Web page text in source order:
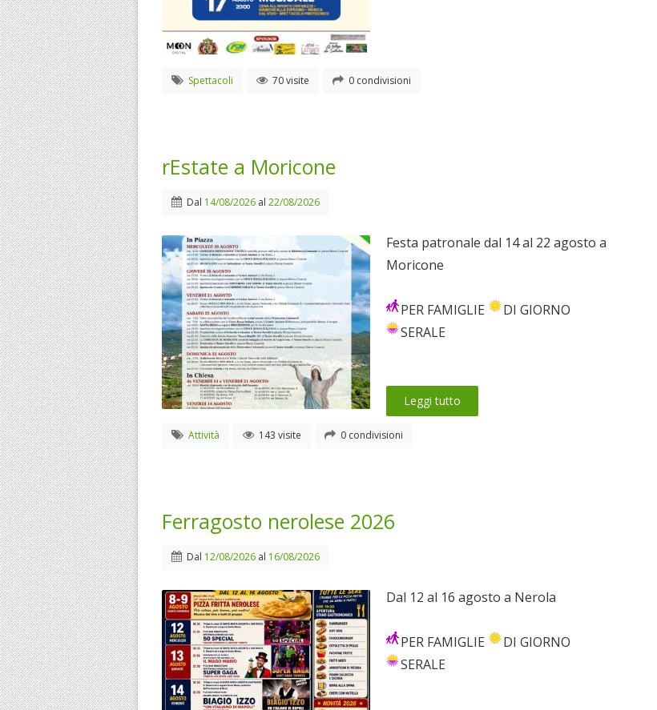
Spettacoli 70 visite 0 condivisioni
rEstate a Moricone
Dal 14/08/2026 al 22/08/2026
Festa patronale dal 14 al 22 agosto a
Moricone
PER FAMIGLIE
DI GIORNO
SERALE
Leggi tutto
Attività 143 visite 0 condivisioni
Ferragosto nerolese 2026
Dal 12/08/2026 al 16/08/2026
Dal 12 al 16 agosto a Nerola
PER FAMIGLIE
DI GIORNO
SERALE